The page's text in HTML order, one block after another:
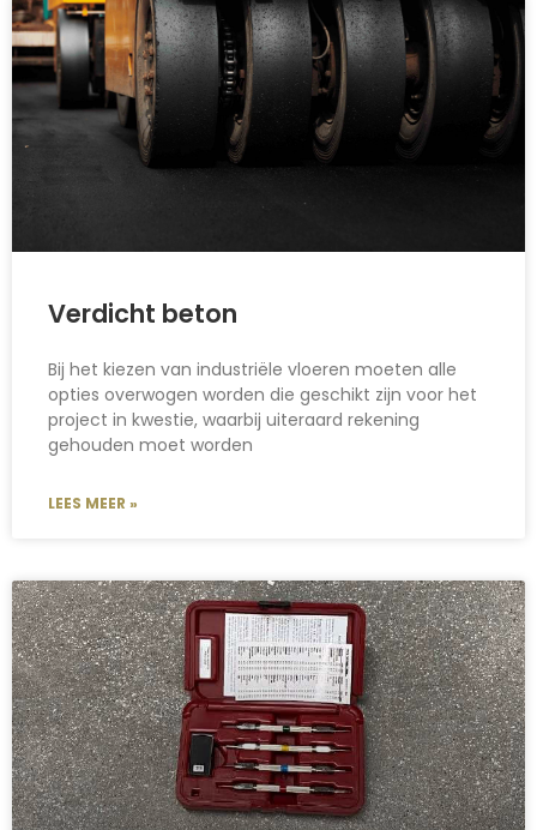
Verdicht beton
Bij het kiezen van industriële vloeren moeten alle
opties overwogen worden die geschikt zijn voor het
project in kwestie, waarbij uiteraard rekening
gehouden moet worden
LEES MEER »